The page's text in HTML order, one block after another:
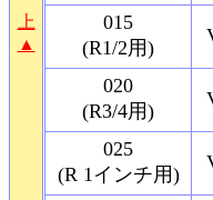
上
▲
015
(R1/2用)
020
(R3/4用)
025
(R 1インチ用)